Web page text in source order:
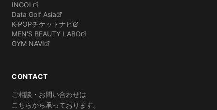
INGOL
Data Golf Asia
K-POPチケットナビ
MEN'S BEAUTY LABO
GYM NAVI
CONTACT
ご相談・お問い合わせは
こちらから承っております。